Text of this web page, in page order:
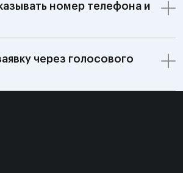
номер телефона и
через голосового